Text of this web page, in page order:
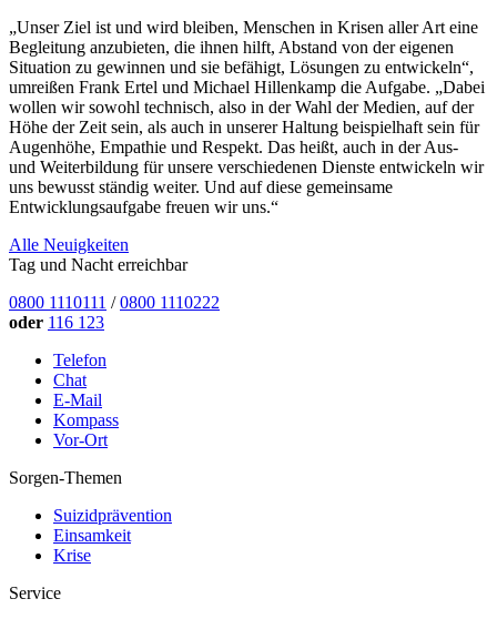
„Unser Ziel ist und wird bleiben, Menschen in Krisen aller Art eine
Begleitung anzubieten, die ihnen hilft, Abstand von der eigenen
Situation zu gewinnen und sie befähigt, Lösungen zu entwickeln“,
umreißen Frank Ertel und Michael Hillenkamp die Aufgabe. „Dabei
wollen wir sowohl technisch, also in der Wahl der Medien, auf der
Höhe der Zeit sein, als auch in unserer Haltung beispielhaft sein für
Augenhöhe, Empathie und Respekt. Das heißt, auch in der Aus-
und Weiterbildung für unsere verschiedenen Dienste entwickeln wir
uns bewusst ständig weiter. Und auf diese gemeinsame
Entwicklungsaufgabe freuen wir uns.“
Alle Neuigkeiten
Tag und Nacht erreichbar
0800 1110111 /0800 1110222
oder 116 123
Telefon
Chat
E-Mail
Kompass
Vor-Ort
Sorgen-Themen
Suizidprävention
Einsamkeit
Krise
Service